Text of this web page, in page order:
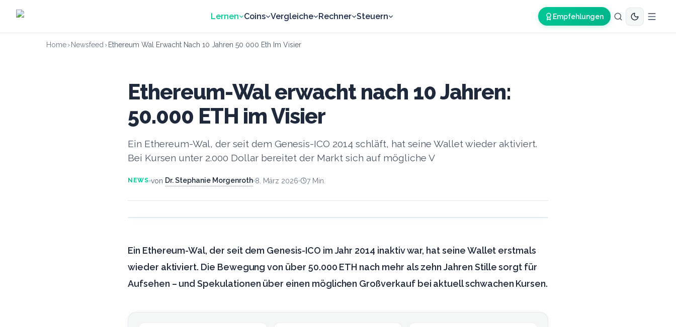
Lernen
Coins Vergleiche Rechner Steuern Empfehlungen
Home› Newsfeed › Ethereum Wal Erwacht Nach 10 Jahren 50 000 Eth Im Visier
Ethereum-Wal erwacht nach 10 Jahren:
50.000 ETH im Visier
Ein Ethereum-Wal, der seit dem Genesis-ICO 2014 schläft, hat seine Wallet wieder aktiviert.
Bei Kursen unter 2.000 Dollar bereitet der Markt sich auf mögliche V
NEWS von Dr. Stephanie Morgenroth 8. März 2026 7Min.
Ein Ethereum-Wal, der seit dem Genesis-ICO im Jahr 2014 inaktiv war, hat seine Wallet erstmals
wieder aktiviert. Die Bewegung von über 50.000 ETH nach mehr als zehn Jahren Stille sorgt für
Aufsehen – und Spekulationen über einen möglichen Großverkauf bei aktuell schwachen Kursen.